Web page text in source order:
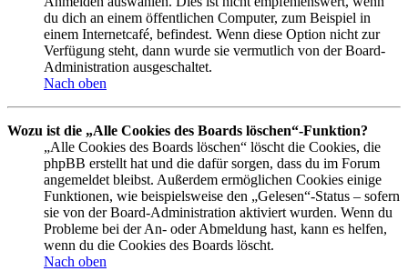
du dich an einem öffentlichen Computer, zum Beispiel in
einem Internetcafé, befindest. Wenn diese Option nicht zur
Verfügung steht, dann wurde sie vermutlich von der Board-
Administration ausgeschaltet.
Nach oben
Wozu ist die „Alle Cookies des Boards löschen“-Funktion?
„Alle Cookies des Boards löschen“ löscht die Cookies, die
phpBB erstellt hat und die dafür sorgen, dass du im Forum
angemeldet bleibst. Außerdem ermöglichen Cookies einige
Funktionen, wie beispielsweise den „Gelesen“-Status – sofern
sie von der Board-Administration aktiviert wurden. Wenn du
Probleme bei der An- oder Abmeldung hast, kann es helfen,
wenn du die Cookies des Boards löscht.
Nach oben